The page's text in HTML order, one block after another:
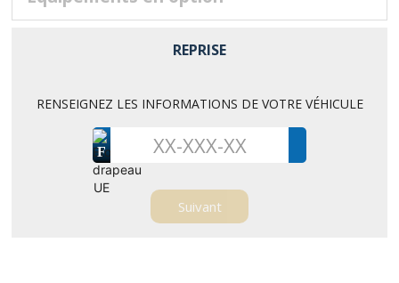
REPRISE
RENSEIGNEZ LES INFORMATIONS DE VOTRE VÉHICULE
F